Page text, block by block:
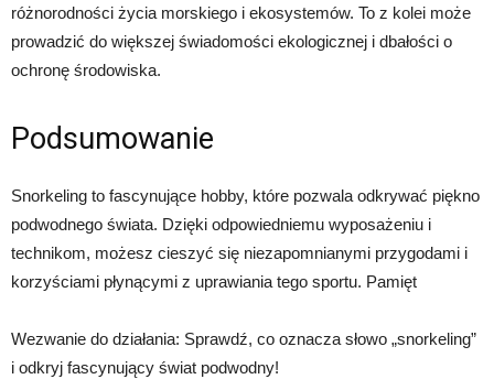
różnorodności życia morskiego i ekosystemów. To z kolei może
prowadzić do większej świadomości ekologicznej i dbałości o
ochronę środowiska.
Podsumowanie
Snorkeling to fascynujące hobby, które pozwala odkrywać piękno
podwodnego świata. Dzięki odpowiedniemu wyposażeniu i
technikom, możesz cieszyć się niezapomnianymi przygodami i
korzyściami płynącymi z uprawiania tego sportu. Pamięt
Wezwanie do działania: Sprawdź, co oznacza słowo „snorkeling”
i odkryj fascynujący świat podwodny!